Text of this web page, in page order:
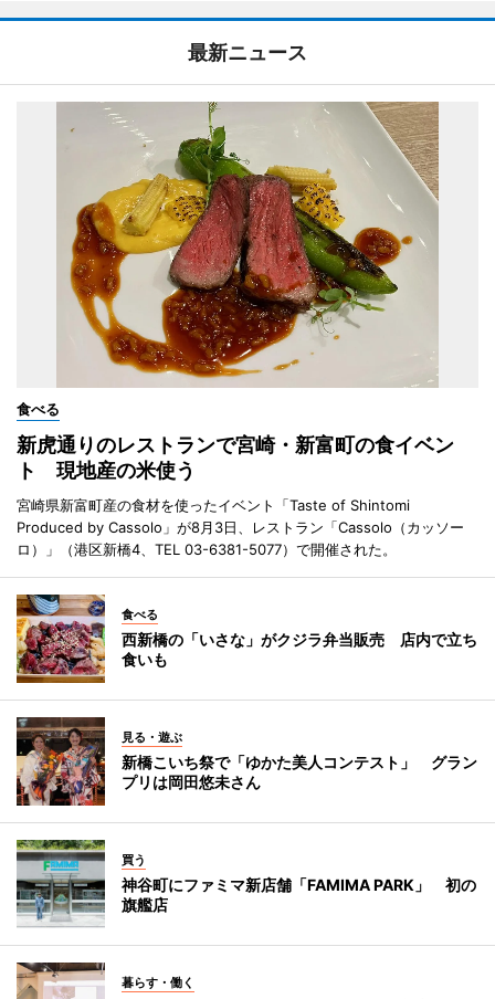
最新ニュース
食べる
新虎通りのレストランで宮崎・新富町の食イベン
ト 現地産の米使う
宮崎県新富町産の食材を使ったイベント「Taste of Shintomi
Produced by Cassolo」が8月3日、レストラン「Cassolo（カッソー
ロ）」（港区新橋4、TEL 03-6381-5077）で開催された。
食べる
西新橋の「いさな」がクジラ弁当販売 店内で立ち
食いも
見る・遊ぶ
新橋こいち祭で「ゆかた美人コンテスト」 グラン
プリは岡田悠未さん
買う
神谷町にファミマ新店舗「FAMIMA PARK」 初の
旗艦店
暮らす・働く